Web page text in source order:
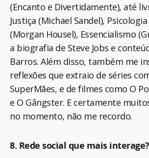
(Encanto e Divertidamente), até
Justiça (Michael Sandel),
(Morgan Housel), Essencialismo
a biografia de Steve Jobs e
Barros. Além disso, também me
reflexões que extraio de séries
SuperMães, e de filmes como O
e O Gângster. E certamente
no momento, não me recordo.
8. Rede social que mais interage?